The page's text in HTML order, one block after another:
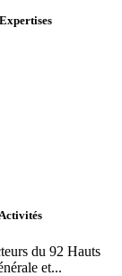
Expertises
du 92 Hauts
et...